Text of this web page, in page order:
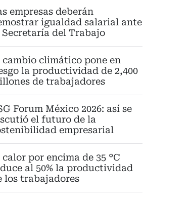
empresas deberán
igualdad salarial ante
Secretaría del Trabajo
cambio climático pone en
la productividad de 2,400
de trabajadores
Forum México 2026: así se
el futuro de la
empresarial
calor por encima de 35 °C
al 50% la productividad
los trabajadores